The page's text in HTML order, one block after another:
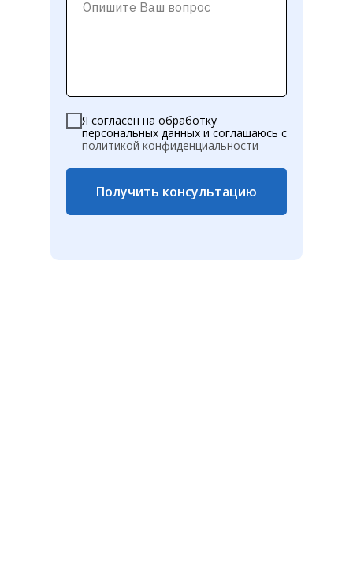
Я согласен на обработку
персональных данных и соглашаюсь c
политикой конфиденциальности
Получить консультацию